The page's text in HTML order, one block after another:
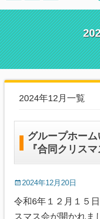
2024年12月一覧
グループホー
『合同クリスマ
2024年12月20日
令和6年１２月１５
スマス会が開かれま